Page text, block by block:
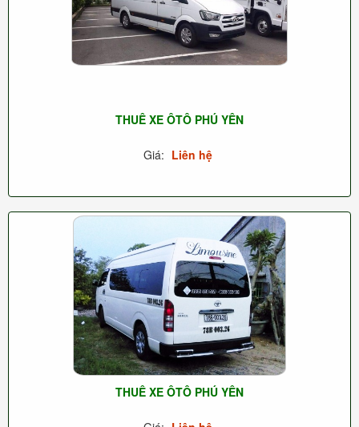
THUÊ XE ÔTÔ PHÚ YÊN
Giá: Liên hệ
THUÊ XE ÔTÔ PHÚ YÊN